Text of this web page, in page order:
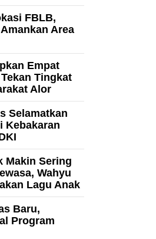
FBLB,
Area
Empat
Tingkat
Alor
Selamatkan
Kebakaran
Makin Sering
Wahyu
Lagu Anak
Baru,
Program